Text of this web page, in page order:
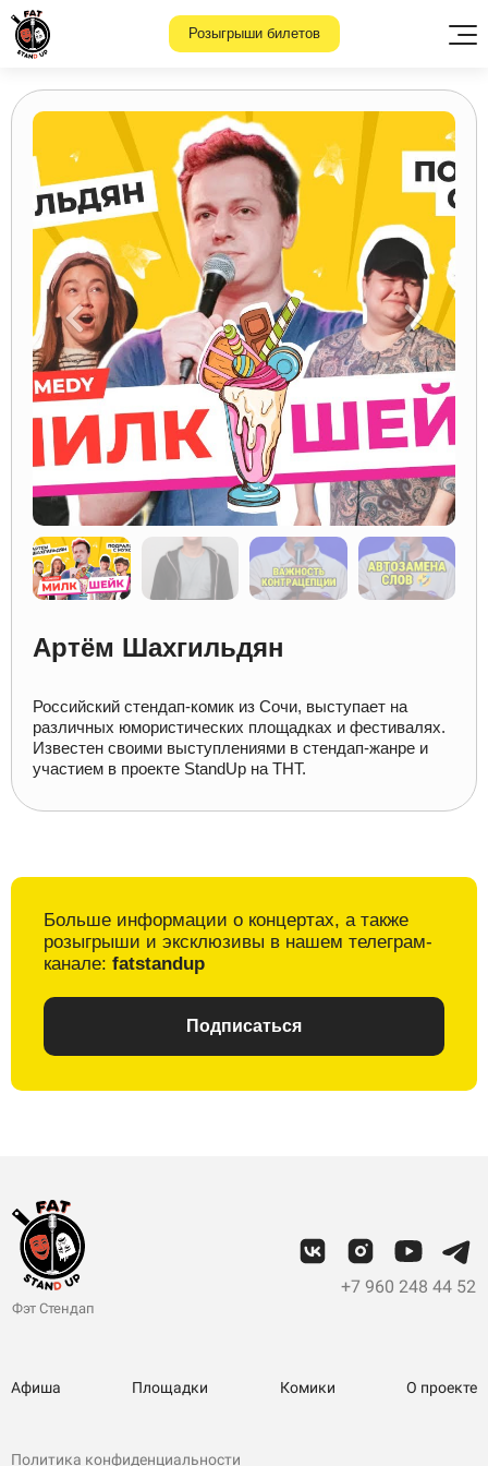
Розыгрыши билетов
Артём Шахгильдян
Российский стендап-комик из Сочи, выступает на
различных юмористических площадках и фестивалях.
Известен своими выступлениями в стендап-жанре и
участием в проекте StandUp на ТНТ.
Больше информации о концертах, а также
розыгрыши и эксклюзивы в нашем телеграм-
канале: fatstandup
Подписаться
Фэт Стендап
+7 960 248 44 52
Афиша Площадки Комики О проекте
Политика конфиденциальности